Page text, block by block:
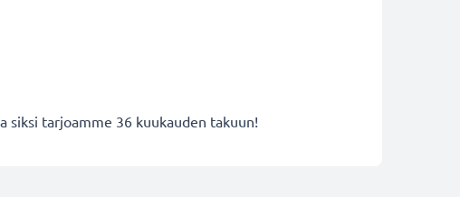
siksi tarjoamme 36 kuukauden takuun!